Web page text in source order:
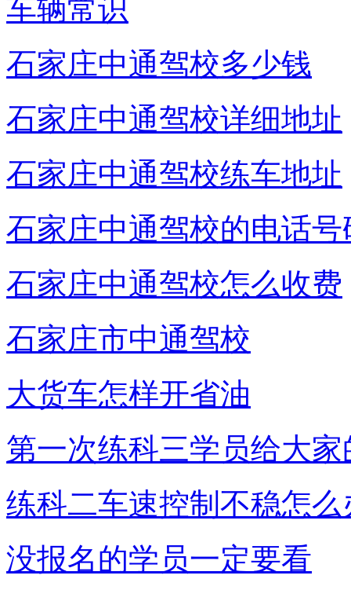
车辆常识
石家庄中通驾校多少钱
石家庄中通驾校详细地址
石家庄中通驾校练车地址
石家庄中通驾校的电话号
石家庄中通驾校怎么收费
石家庄市中通驾校
大货车怎样开省油
第一次练科三学员给大家
练科二车速控制不稳怎么
没报名的学员一定要看